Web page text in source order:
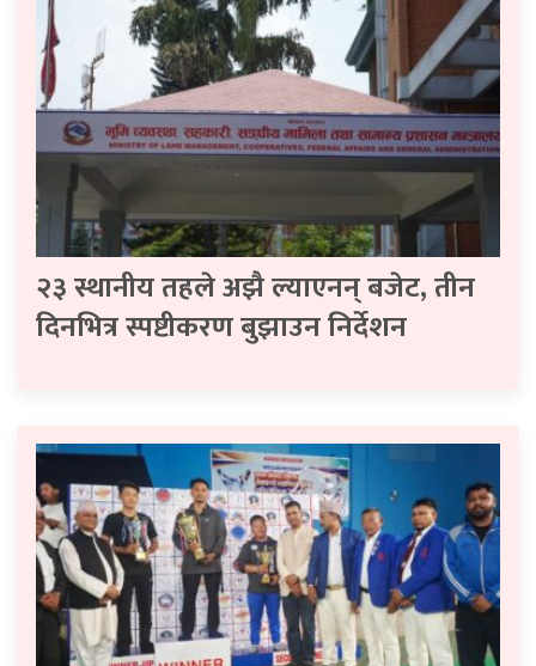
२३ स्थानीय तहले अझै ल्याएनन् बजेट, तीन
दिनभित्र स्पष्टीकरण बुझाउन निर्देशन